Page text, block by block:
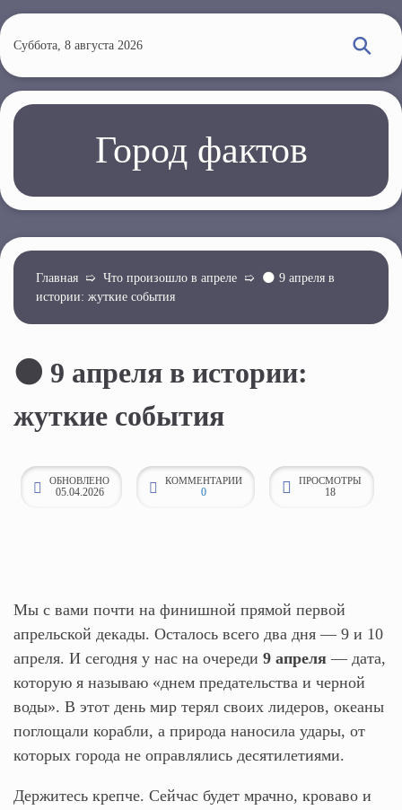
е
р
й
о
н
Суббота, 8 августа 2026
Город фактов
Главная ➯ Что произошло в апреле ➯ 🌑 9 апреля в
истории: жуткие события
🌑 9 апреля в истории:
жуткие события
ОБНОВЛЕНО
05.04.2026
КОММЕНТАРИИ
0
ПРОСМОТРЫ
18
Мы с вами почти на финишной прямой первой
апрельской декады. Осталось всего два дня — 9 и 10
апреля. И сегодня у нас на очереди 9 апреля — дата,
которую я называю «днем предательства и черной
воды». В этот день мир терял своих лидеров, океаны
поглощали корабли, а природа наносила удары, от
которых города не оправлялись десятилетиями.
Держитесь крепче. Сейчас будет мрачно, кроваво и